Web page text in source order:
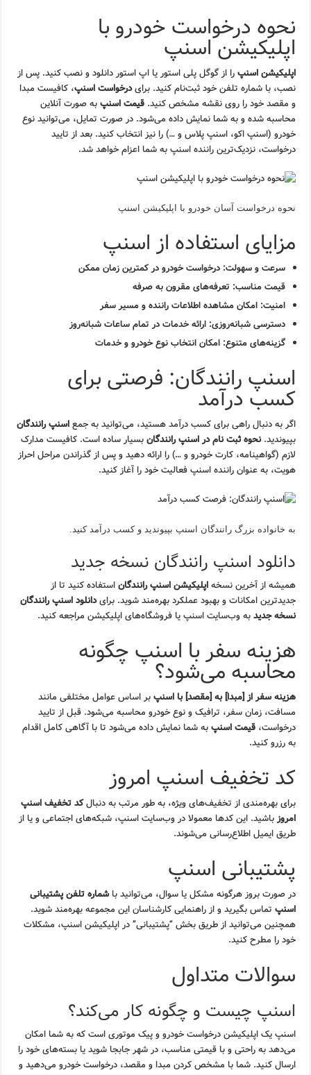
نحوه درخواست خودرو با
اپلیکیشن اسنپ
اپلیکیشن اسنپرا از گوگل پلی استور یا اپ استور دانلود و نصب کنید. پس از
نصب، با شماره تلفن خود ثبت‌نام کنید. برایدرخواست اسنپ، کافیست مبدا
و مقصد خود را روی نقشه مشخص کنید.قیمت اسنپبه صورت آنلاین
محاسبه شده و به شما نمایش داده می‌شود. در صورت تمایل، می‌توانید نوع
خودرو (اسنپ اکو، اسنپ پلاس و …) را نیز انتخاب کنید. بعد از تایید
درخواست، نزدیک‌ترین راننده اسنپ به شما اعزام خواهد شد.
نحوه درخواست آسان خودرو با اپلیکیشن اسنپ
مزایای استفاده از اسنپ
سرعت و سهولت: درخواست خودرو در کمترین زمان ممکن
قیمت مناسب: تعرفه‌های مقرون به صرفه
امنیت: امکان مشاهده اطلاعات راننده و مسیر سفر
دسترسی شبانه‌روزی: ارائه خدمات در تمام ساعات شبانه‌روز
گزینه‌های متنوع: امکان انتخاب نوع خودرو و خدمات
اسنپ رانندگان: فرصتی برای
کسب درآمد
اگر به دنبال راهی برای کسب درآمد هستید، می‌توانید به جمعاسنپ رانندگان
بپیوندید.نحوه ثبت نام در اسنپ رانندگانبسیار ساده است. کافیست مدارک
لازم (گواهینامه، کارت خودرو و …) را ارائه دهید و پس از گذراندن مراحل احراز
هویت، به عنوان راننده اسنپ فعالیت خود را آغاز کنید.
به خانواده بزرگ رانندگان اسنپ بپیوندید و کسب درآمد کنید.
دانلود اسنپ رانندگان نسخه جدید
همیشه از آخرین نسخهاپلیکیشن اسنپ رانندگاناستفاده کنید تا از
جدیدترین امکانات و بهبود عملکرد بهره‌مند شوید. برایدانلود اسنپ رانندگان
نسخه جدیدبه وب‌سایت اسنپ یا فروشگاه‌های اپلیکیشن مراجعه کنید.
هزینه سفر با اسنپ چگونه
محاسبه می‌شود؟
هزینه سفر از [مبدا] به [مقصد] با اسنپبر اساس عوامل مختلفی مانند
مسافت، زمان سفر، ترافیک و نوع خودرو محاسبه می‌شود. قبل از تایید
درخواست،قیمت اسنپبه شما نمایش داده می‌شود تا با آگاهی کامل اقدام
به رزرو کنید.
کد تخفیف اسنپ امروز
برای بهره‌مندی از تخفیف‌های ویژه، به طور مرتب به دنبالکد تخفیف اسنپ
امروزباشید. این کدها معمولا در وب‌سایت اسنپ، شبکه‌های اجتماعی و یا از
طریق ایمیل اطلاع‌رسانی می‌شوند.
پشتیبانی اسنپ
در صورت بروز هرگونه مشکل یا سوال، می‌توانید باشماره تلفن پشتیبانی
اسنپ تماس بگیرید و از راهنمایی کارشناسان این مجموعه بهره‌مند شوید.
همچنین می‌توانید از طریق بخش “پشتیبانی” در اپلیکیشن اسنپ، مشکلات
خود را مطرح کنید.
سوالات متداول
اسنپ چیست و چگونه کار می‌کند؟
اسنپ یک اپلیکیشن درخواست خودرو و پیک موتوری است که به شما امکان
می‌دهد به راحتی و با قیمتی مناسب، در شهر جابجا شوید یا بسته‌های خود را
ارسال کنید. شما با مشخص کردن مبدا و مقصد، درخواست خودرو می‌دهید و